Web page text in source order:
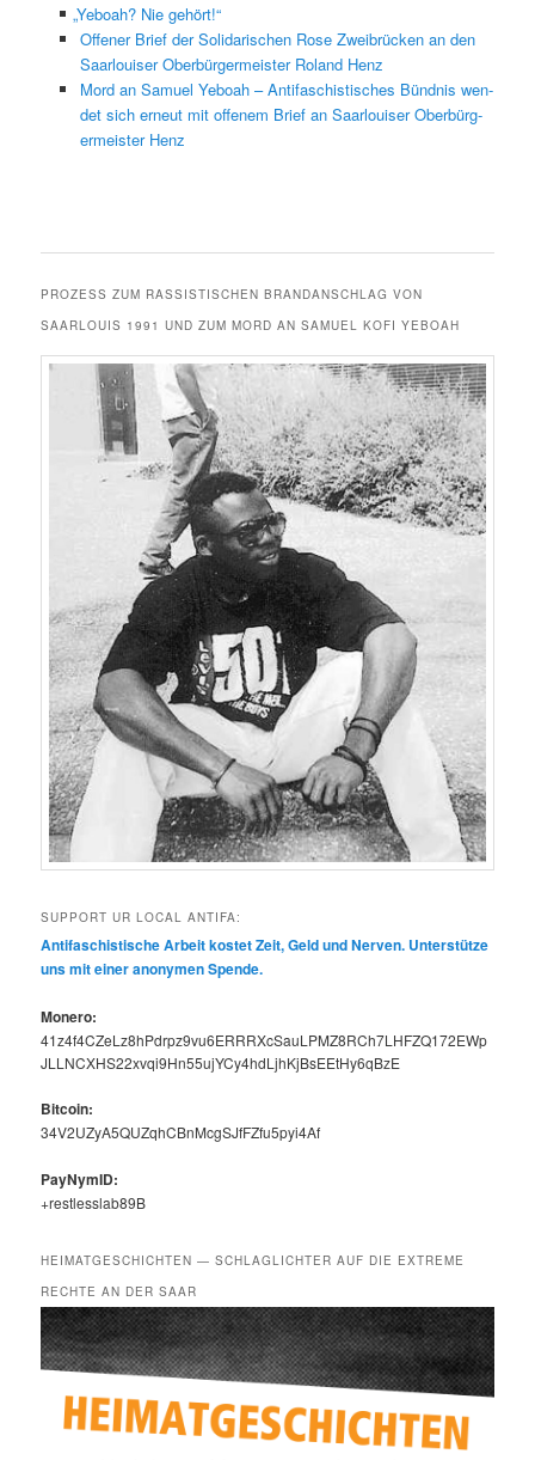
„Yeboah? Nie gehört!“
Offen­er Brief der Sol­i­darischen Rose Zweibrück­en an den
Saar­louis­er Ober­bürg­er­meis­ter Roland Henz
Mord an Samuel Yeboah – Antifaschis­tis­ches Bünd­nis wen­
det sich erneut mit offen­em Brief an Saar­louis­er Ober­bürg­
er­meis­ter Henz
PROZESS ZUM RASSISTISCHEN BRANDANSCHLAG VON
SAARLOUIS 1991 UND ZUM MORD AN SAMUEL KOFI YEBOAH
SUPPORT UR LOCAL ANTIFA:
Antifaschis­tis­che Arbeit kostet Zeit, Geld und Ner­ven. Unter­stütze
uns mit ein­er anony­men Spende.
Mon­ero:
41z4f4CZeLz8hPdrpz9vu6ERRRXcSauLPMZ8RCh7LHFZQ172EWp
JLLNCXHS22xvqi9Hn55ujYCy4hdLjhKjBsEEtHy6qBzE
Bit­coin:
34V2UZyA5QUZqhCBnMcgSJfFZfu5pyi4Af
PayNymID:
+restlesslab89B
HEIMATGESCHICHTEN — SCHLAGLICHTER AUF DIE EXTREME
RECHTE AN DER SAAR